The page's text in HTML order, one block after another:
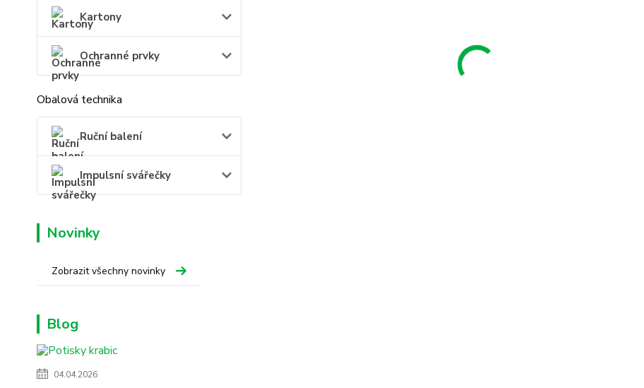
Kartony
Ochranné prvky
Obalová technika
Ruční balení
Impulsní svářečky
Novinky
Zobrazit všechny novinky
Blog
04.04.2026